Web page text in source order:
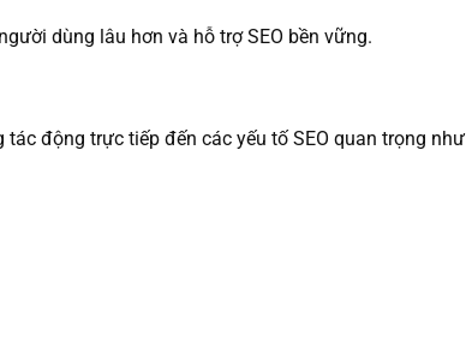
dùng lâu hơn và hỗ trợ SEO bền vững.
động trực tiếp đến các yếu tố SEO quan trọng